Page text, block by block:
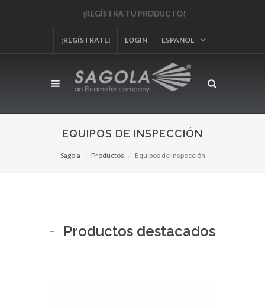
¡REGÍSTRA TU PRODUCTO!
¡REGÍSTRATE! LOGIN ESPAÑOL
EQUIPOS DE INSPECCIÓN
Sagola Productos Equipos de Inspección
Productos destacados